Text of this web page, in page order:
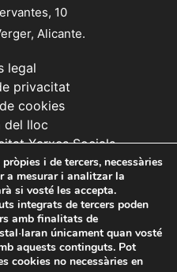
10
Alicante.
legal
privacitat
cookies
del lloc
Xarxes Socials
de Informática de Diputación
i de tercers, necessàries
a mesurar i analitzar la
si vosté les accepta.
integrats de tercers poden
amb finalitats de
únicament quan vosté
aquests continguts. Pot
cookies no necessàries en